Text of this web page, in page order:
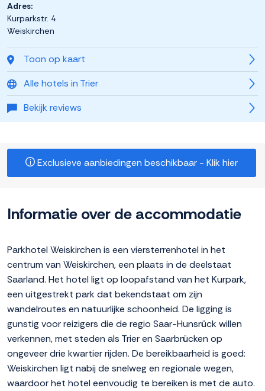
Toon op kaart
Alle hotels in Trier
Bekijk reviews
Adres:
Kurparkstr. 4
Weiskirchen
Exclusieve aanbiedingen beschikbaar - Klik hier
Informatie over de accommodatie
Parkhotel Weiskirchen is een viersterrenhotel in het
centrum van Weiskirchen, een plaats in de deelstaat
Saarland. Het hotel ligt op loopafstand van het Kurpark,
een uitgestrekt park dat bekendstaat om zijn
wandelroutes en natuurlijke schoonheid. De ligging is
gunstig voor reizigers die de regio Saar-Hunsrück willen
verkennen, met steden als Trier en Saarbrücken op
ongeveer drie kwartier rijden. De bereikbaarheid is goed:
Weiskirchen ligt nabij de snelweg en regionale wegen,
waardoor het hotel eenvoudig te bereiken is met de auto.